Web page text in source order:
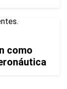
como